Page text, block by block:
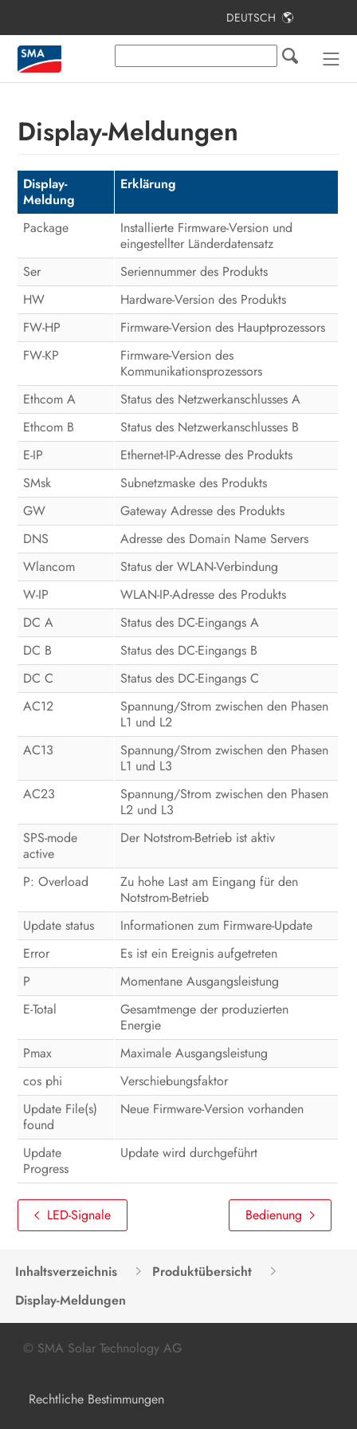
DEUTSCH
Display-Meldungen
Display-
Meldung
Erklärung
Package
Installierte Firmware-Version und
eingestellter Länderdatensatz
Ser
Seriennummer des Produkts
HW
Hardware-Version des Produkts
FW-HP
Firmware-Version des Hauptprozessors
FW-KP
Firmware-Version des
Kommunikationsprozessors
Ethcom A
Status des Netzwerkanschlusses A
Ethcom B
Status des Netzwerkanschlusses B
E-IP
Ethernet-IP-Adresse des Produkts
SMsk
Subnetzmaske des Produkts
GW
Gateway Adresse des Produkts
DNS
Adresse des Domain Name Servers
Wlancom
Status der WLAN-Verbindung
W-IP
WLAN-IP-Adresse des Produkts
DC A
Status des DC-Eingangs A
DC B
Status des DC-Eingangs B
DC C
Status des DC-Eingangs C
AC12
Spannung/Strom zwischen den Phasen
L1 und L2
AC13
Spannung/Strom zwischen den Phasen
L1 und L3
AC23
Spannung/Strom zwischen den Phasen
L2 und L3
SPS-mode
active
Der Notstrom-Betrieb ist aktiv
P: Overload
Zu hohe Last am Eingang für den
Notstrom-Betrieb
Update status
Informationen zum Firmware-Update
Error
Es ist ein Ereignis aufgetreten
P
Momentane Ausgangsleistung
E-Total
Gesamtmenge der produzierten
Energie
Pmax
Maximale Ausgangsleistung
cos phi
Verschiebungsfaktor
Update File(s)
found
Neue Firmware-Version vorhanden
Update
Progress
Update wird durchgeführt
LED-Signale Bedienung
Inhaltsverzeichnis
Produktübersicht
Display-Meldungen
© SMA Solar Technology AG
Rechtliche Bestimmungen
Inhaltsverzeichnis
Hinweise zu diesem Dokument
Produktübersicht
Bedienung
Wechselrichter reinigen
Fehlersuche
Zubehör
Compliance Information
Kontakt